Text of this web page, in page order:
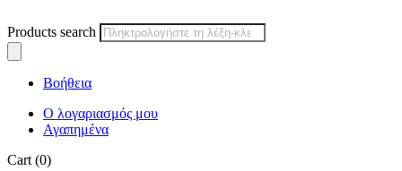
Products search
Βοήθεια
Ο λογαριασμός μου
Αγαπημένα
Cart (0)